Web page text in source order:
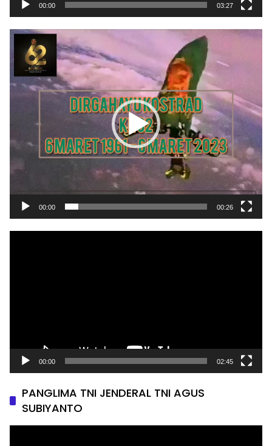
00:00 03:27
Pemutar
Video
00:00 00:26
00:00 02:45
PANGLIMA TNI JENDERAL TNI AGUS
SUBIYANTO